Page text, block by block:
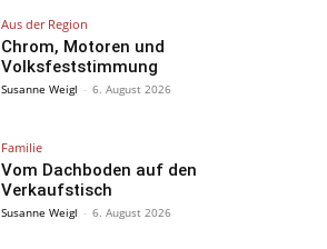
Aus der Region
Chrom, Motoren und
Volksfeststimmung
Susanne Weigl - 6. August 2026
Familie
Vom Dachboden auf den
Verkaufstisch
Susanne Weigl - 6. August 2026